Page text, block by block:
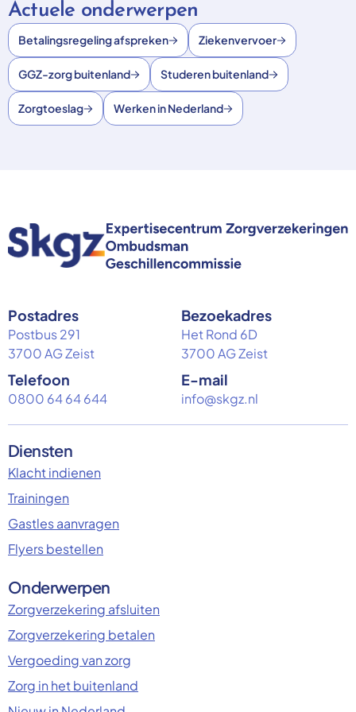
Actuele onderwerpen
Betalingsregeling afspreken Ziekenvervoer
GGZ-zorg buitenland Studeren buitenland
Zorgtoeslag Werken in Nederland
Postadres
Postbus 291
3700 AG Zeist
Bezoekadres
Het Rond 6D
3700 AG Zeist
Telefoon
0800 64 64 644
E-mail
info@skgz.nl
Diensten
Klacht indienen
Trainingen
Gastles aanvragen
Flyers bestellen
Onderwerpen
Zorgverzekering afsluiten
Zorgverzekering betalen
Vergoeding van zorg
Zorg in het buitenland